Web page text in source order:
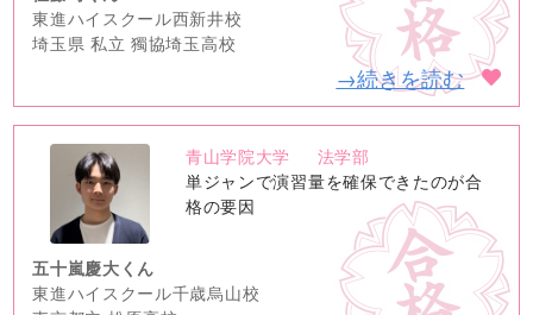
東進ハイスクール西新井校
埼玉県 私立 獨協埼玉高校
→続きを読む
no
image
青山学院大学
法学部
単ジャンで演習量を確保できたのが合
格の要因
五十嵐慶大くん
東進ハイスクール千歳烏山校